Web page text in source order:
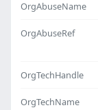
OrgAbuseName
OrgAbuseRef
OrgTechHandle
OrgTechName